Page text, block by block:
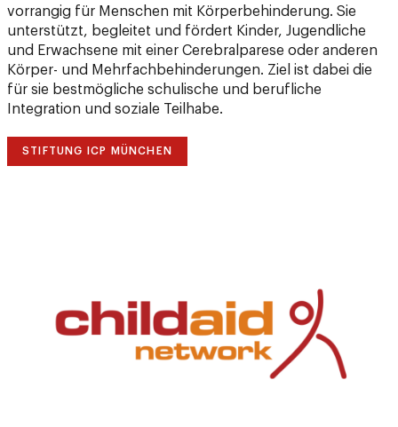
vorrangig für Menschen mit Körperbehinderung. Sie
unterstützt, begleitet und fördert Kinder, Jugendliche
und Erwachsene mit einer Cerebralparese oder anderen
Körper- und Mehrfachbehinderungen. Ziel ist dabei die
für sie bestmögliche schulische und berufliche
Integration und soziale Teilhabe.
STIFTUNG ICP MÜNCHEN